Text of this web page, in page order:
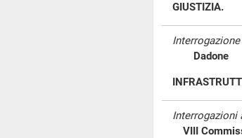
GIUSTIZIA.
Interrogazioni
VIII